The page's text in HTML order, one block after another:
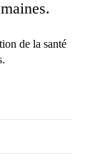
de la santé